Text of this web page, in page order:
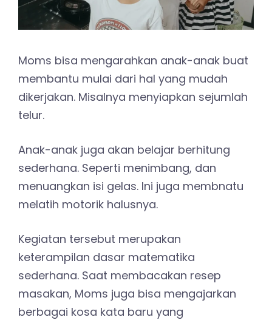
Moms bisa mengarahkan anak-anak buat
membantu mulai dari hal yang mudah
dikerjakan. Misalnya menyiapkan sejumlah
telur.
Anak-anak juga akan belajar berhitung
sederhana. Seperti menimbang, dan
menuangkan isi gelas. Ini juga membnatu
melatih motorik halusnya.
Kegiatan tersebut merupakan
keterampilan dasar matematika
sederhana. Saat membacakan resep
masakan, Moms juga bisa mengajarkan
berbagai kosa kata baru yang